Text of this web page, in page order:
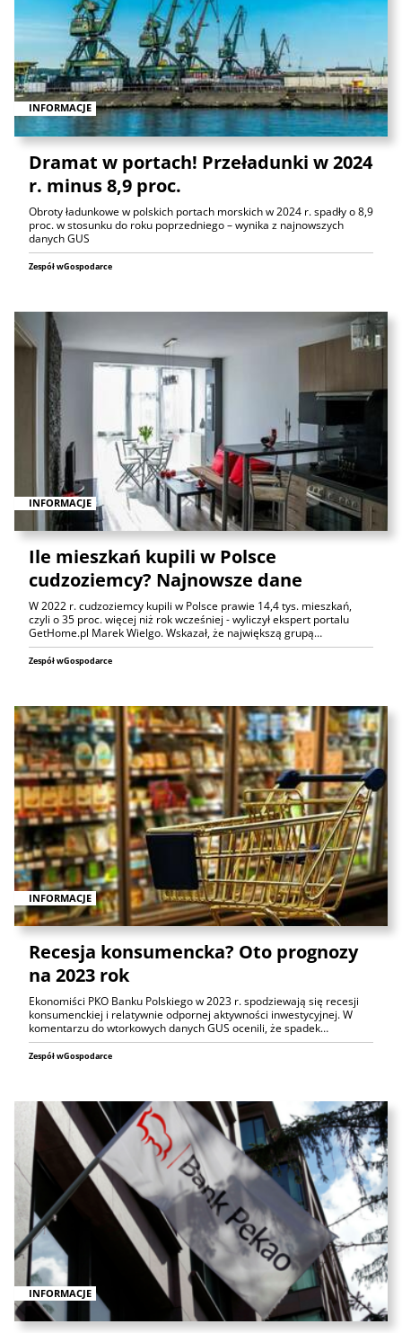
INFORMACJE
Dramat w portach! Przeładunki w 2024
r. minus 8,9 proc.
Obroty ładunkowe w polskich portach morskich w 2024 r. spadły o 8,9
proc. w stosunku do roku poprzedniego – wynika z najnowszych
danych GUS
Zespół wGospodarce
INFORMACJE
Ile mieszkań kupili w Polsce
cudzoziemcy? Najnowsze dane
W 2022 r. cudzoziemcy kupili w Polsce prawie 14,4 tys. mieszkań,
czyli o 35 proc. więcej niż rok wcześniej - wyliczył ekspert portalu
GetHome.pl Marek Wielgo. Wskazał, że największą grupą…
Zespół wGospodarce
INFORMACJE
Recesja konsumencka? Oto prognozy
na 2023 rok
Ekonomiści PKO Banku Polskiego w 2023 r. spodziewają się recesji
konsumenckiej i relatywnie odpornej aktywności inwestycyjnej. W
komentarzu do wtorkowych danych GUS ocenili, że spadek…
Zespół wGospodarce
INFORMACJE